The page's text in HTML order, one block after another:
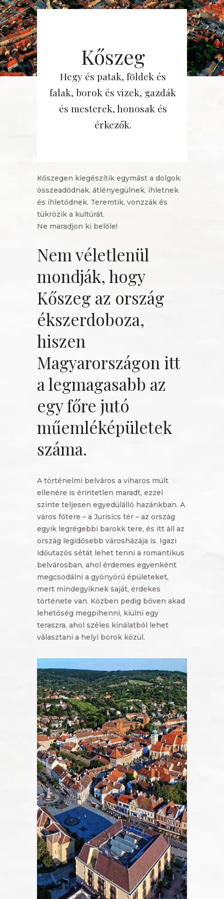
Kőszeg
Hegy és patak, földek és
falak, borok és vizek, gazdák
és mesterek, honosak és
érkezők.
Kőszegen kiegészítik egymást a dolgok:
összeadódnak, átlényegülnek, ihletnek
és ihletődnek. Teremtik, vonzzák és
tükrözik a kultúrát.
Ne maradjon ki belőle!
Nem véletlenül
mondják, hogy
Kőszeg az ország
ékszerdoboza,
hiszen
Magyarországon itt
a legmagasabb az
egy főre jutó
műemléképületek
száma.
A történelmi belváros a viharos múlt
ellenére is érintetlen maradt, ezzel
szinte teljesen egyedülálló hazánkban. A
város főtere – a Jurisics tér – az ország
egyik legrégebbi barokk tere, és itt áll az
ország legidősebb városházája is. Igazi
időutazós sétát lehet tenni a romantikus
belvárosban, ahol érdemes egyenként
megcsodálni a gyönyörű épületeket,
mert mindegyiknek saját, érdekes
története van. Közben pedig bőven akad
lehetőség megpihenni, kiülni egy
teraszra, ahol széles kínálatból lehet
választani a helyi borok közül.